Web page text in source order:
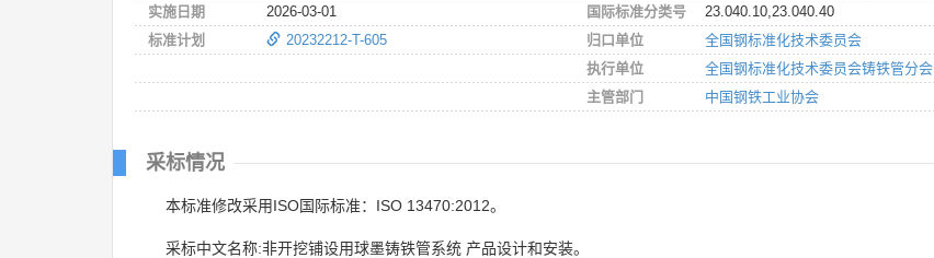
实施日期
2026-03-01
标准计划
20232212-T-605
国际标准分类号
23.040.10,23.040.40
归口单位
全国钢标准化技术委员会
执行单位
全国钢标准化技术委员会铸铁管分会
主管部门
中国钢铁工业协会
采标情况
本标准修改采用ISO国际标准：ISO 13470:2012。
采标中文名称:非开挖铺设用球墨铸铁管系统 产品设计和安装。